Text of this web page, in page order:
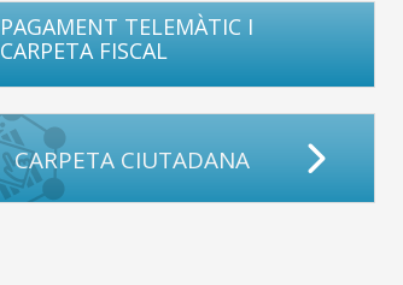
PAGAMENT TELEMÀTIC I
CARPETA FISCAL
CARPETA CIUTADANA